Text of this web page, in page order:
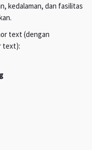
kedalaman, dan fasilitas
text (dengan
text):